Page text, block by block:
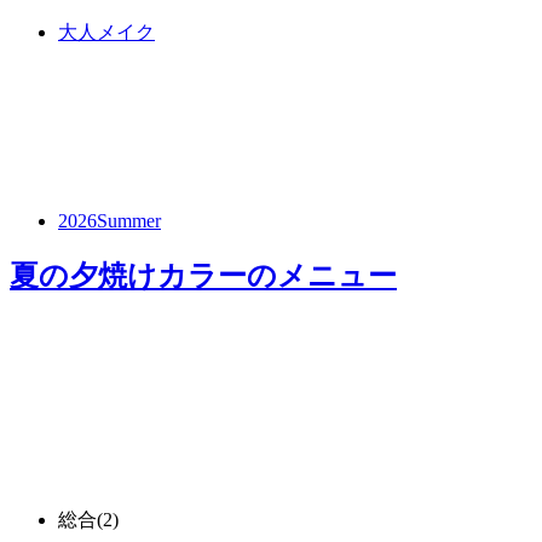
大人メイク
2026Summer
夏の夕焼けカラーのメニュー
総合(2)